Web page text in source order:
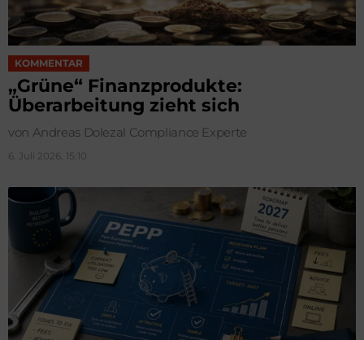
KOMMENTAR
„Grüne“ Finanzprodukte:
Überarbeitung zieht sich
von Andreas Dolezal Compliance Experte
6. Juli 2026, 15:10